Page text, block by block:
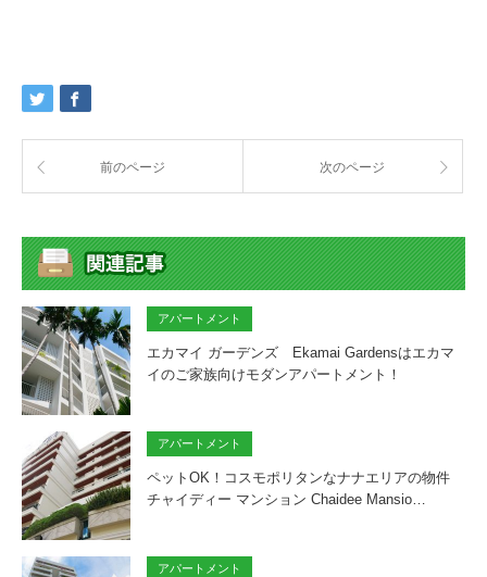
前のページ 次のページ
アパートメント
エカマイ ガーデンズ Ekamai Gardensはエカマ
イのご家族向けモダンアパートメント！
アパートメント
ペットOK！コスモポリタンなナナエリアの物件
チャイディー マンション Chaidee Mansio…
アパートメント